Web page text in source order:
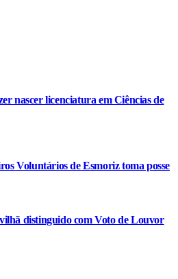
nascer licenciatura em Ciências de
Voluntários de Esmoriz toma posse
distinguido com Voto de Louvor